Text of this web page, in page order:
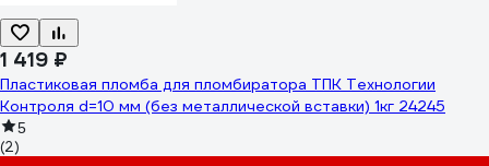
1 419 ₽
Пластиковая пломба для пломбиратора ТПК Технологии
Контроля d=10 мм (без металлической вставки) 1кг 24245
5
(2)